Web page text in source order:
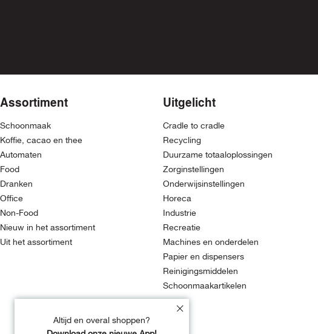
Assortiment
Schoonmaak
Koffie, cacao en thee
Automaten
Food
Dranken
Office
Non-Food
Nieuw in het assortiment
Uit het assortiment
Uitgelicht
Cradle to cradle
Recycling
Duurzame totaaloplossingen
Zorginstellingen
Onderwijsinstellingen
Horeca
Industrie
Recreatie
Machines en onderdelen
Papier en dispensers
Reinigingsmiddelen
Schoonmaakartikelen
Altijd en overal shoppen?